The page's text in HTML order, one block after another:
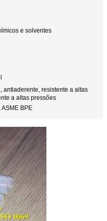
e solventes
antiaderente, resistente a altas
a altas pressões
ASME BPE